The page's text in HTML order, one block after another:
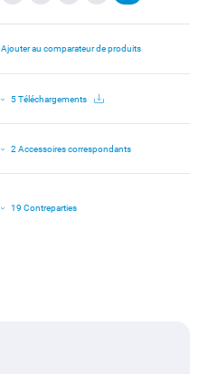
Ajouter au comparateur de produits
5 Téléchargements
2 Accessoires correspondants
19 Contreparties